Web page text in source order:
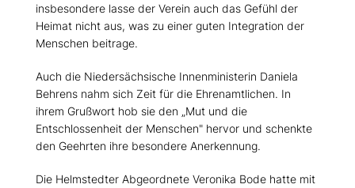
insbesondere lasse der Verein auch das Gefühl der
Heimat nicht aus, was zu einer guten Integration der
Menschen beitrage.
Auch die Niedersächsische Innenministerin Daniela
Behrens nahm sich Zeit für die Ehrenamtlichen. In
ihrem Grußwort hob sie den „Mut und die
Entschlossenheit der Menschen" hervor und schenkte
den Geehrten ihre besondere Anerkennung.
Die Helmstedter Abgeordnete Veronika Bode hatte mit